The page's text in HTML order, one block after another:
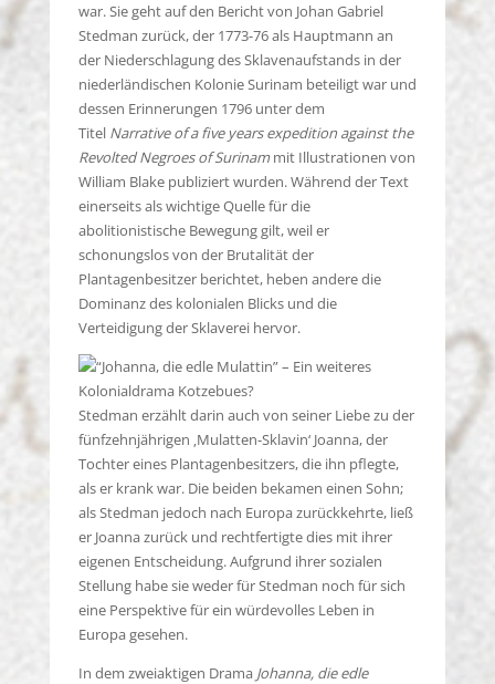
war. Sie geht auf den Bericht von Johan Gabriel
Stedman zurück, der 1773-76 als Hauptmann an
der Niederschlagung des Sklavenaufstands in der
niederlän­dischen Kolonie Surinam beteiligt war und
dessen Erinnerungen 1796 unter dem
Titel Narrative of a five years expedition against the
Revolted Negroes of Surinammit Illustrationen von
William Blake publiziert wurden. Während der Text
einerseits als wichtige Quelle für die
abolitionistische Bewegung gilt, weil er
schonungslos von der Brutalität der
Plantagenbesitzer berichtet, heben andere die
Dominanz des kolonialen Blicks und die
Verteidigung der Sklaverei hervor.
Stedman erzählt darin auch von seiner Liebe zu der
fünfzehnjährigen ‚Mulatten-Sklavin‘ Joanna, der
Tochter eines Plantagenbesitzers, die ihn pflegte,
als er krank war. Die beiden bekamen einen Sohn;
als Stedman jedoch nach Europa zurückkehrte, ließ
er Joanna zurück und rechtfertigte dies mit ihrer
eigenen Entscheidung. Aufgrund ihrer sozialen
Stellung habe sie weder für Stedman noch für sich
eine Perspektive für ein würdevolles Leben in
Europa gesehen.
In dem zweiaktigen Drama Johanna, die edle